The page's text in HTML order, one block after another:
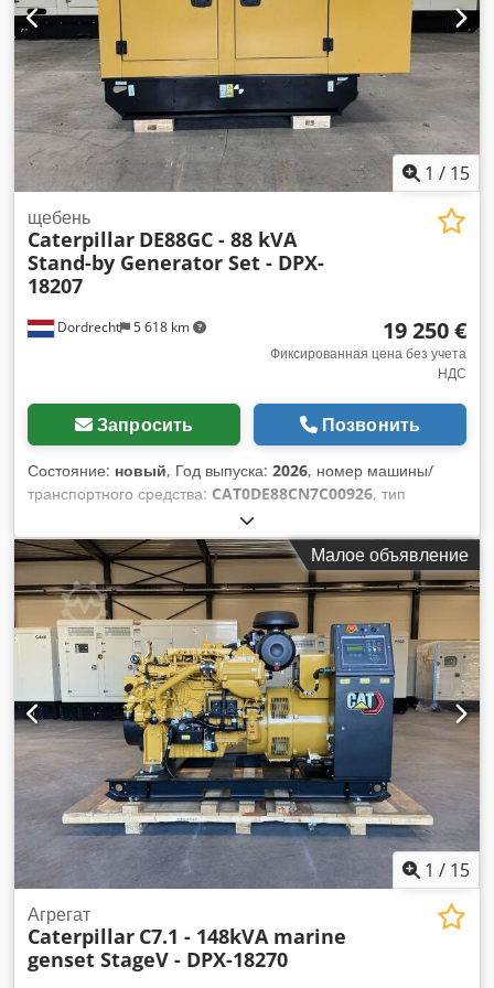
1 / 15
Dordrecht 5 618 km
щебень
Caterpillar DE88GC - 88 kVA
Stand-by Generator Set - DPX-
18207
19 250 €
Фиксированная цена без учета
НДС
Запросить Позвонить
Состояние: новый, Год выпуска: 2026, номер машины/
транспортного средства: CAT0DE88CN7C00926, тип
, производитель двигателей:
C4.4, Назначение: Строительство Dksdpfx Aox Ib A Njkker
Собственный вес: 1 141 кг Мощность генератора: 88 кВА
Размеры грузового отсека: 229 x 113 x 148 см Маркировка
CE: да Объем водяного бака: 149 л Свяжитесь с командой
DPX для получения дополнительной информации. = Другие
опции и аксессуары = - Аккумулятор - Панель управления -
Стальная крыша - Цистерна
Малое объявление
1 / 15
Агрегат
Caterpillar C7.1 - 148kVA marine
genset StageV - DPX-18270